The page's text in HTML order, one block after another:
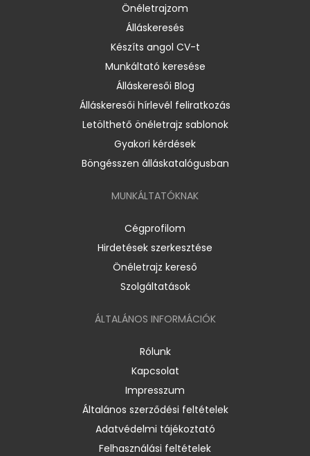
Önéletrajzom
Álláskeresés
Készíts angol CV-t
Munkáltató keresése
Álláskeresői Blog
Álláskeresői hírlevél feliratkozás
Letölthető önéletrajz sablonok
Gyakori kérdések
Böngésszen álláskatalógusban
MUNKÁLTATÓKNAK
Cégprofilom
Hirdetések szerkesztése
Önéletrajz kereső
Szolgáltatások
ÁLTALÁNOS INFORMÁCIÓK
Rólunk
Kapcsolat
Impresszum
Általános szerződési feltételek
Adatvédelmi tájékoztató
Felhasználási feltételek